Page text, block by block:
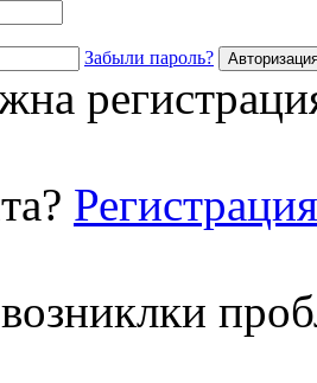
Забыли пароль?
Регистрация